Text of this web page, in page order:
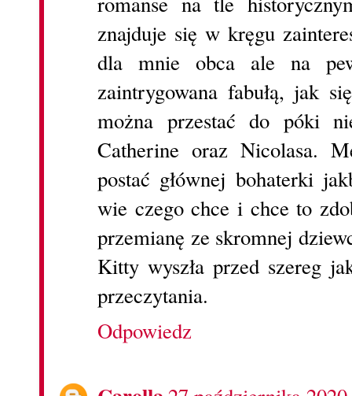
znajduje się w kręgu
dla mnie obca ale na
zaintrygowana fabułą, jak
można przestać do póki
Catherine oraz Nicolasa.
postać głównej bohaterki
wie czego chce i chce to
przemianę ze skromnej
Kitty wyszła przed szereg
przeczytania.
Odpowiedz